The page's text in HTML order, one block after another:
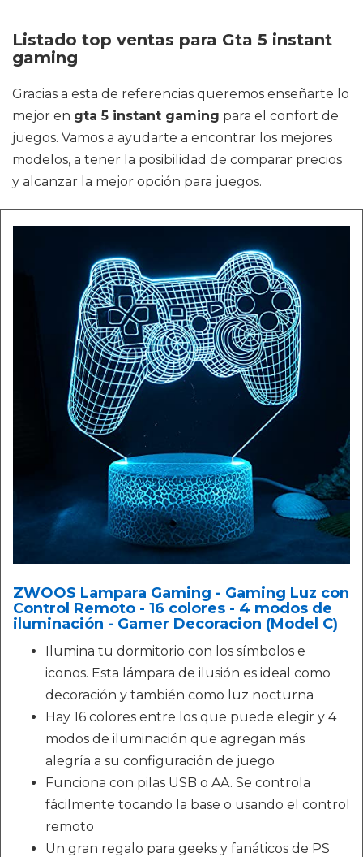
Listado top ventas para Gta 5 instant
gaming
Gracias a esta de referencias queremos enseñarte lo
mejor en gta 5 instant gaming para el confort de
juegos. Vamos a ayudarte a encontrar los mejores
modelos, a tener la posibilidad de comparar precios
y alcanzar la mejor opción para juegos.
ZWOOS Lampara Gaming - Gaming Luz con
Control Remoto - 16 colores - 4 modos de
iluminación - Gamer Decoracion (Model C)
Ilumina tu dormitorio con los símbolos e
iconos. Esta lámpara de ilusión es ideal como
decoración y también como luz nocturna
Hay 16 colores entre los que puede elegir y 4
modos de iluminación que agregan más
alegría a su configuración de juego
Funciona con pilas USB o AA. Se controla
fácilmente tocando la base o usando el control
remoto
Un gran regalo para geeks y fanáticos de PS